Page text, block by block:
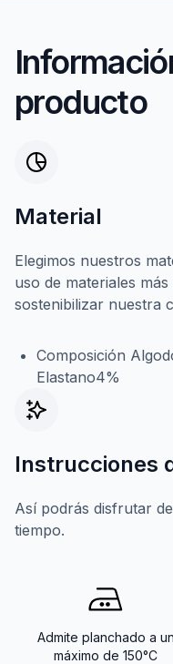
producto
Material
Elegimos nuestros
uso de materiales
sostenibilizar nuestra
Composición
Elastano4%
Instrucciones
Así podrás disfrutar
tiempo.
Admite planchado a un
máximo de 150°C